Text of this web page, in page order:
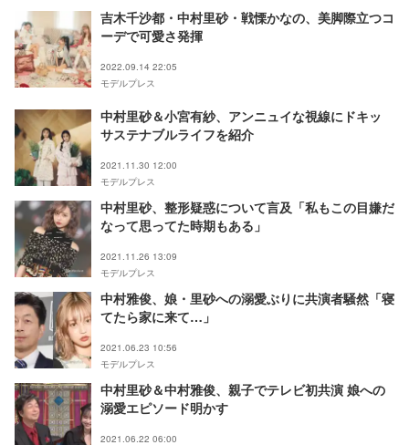
吉木千沙都・中村里砂・戦慄かなの、美脚際立つコ
ーデで可愛さ発揮
2022.09.14 22:05
モデルプレス
中村里砂＆小宮有紗、アンニュイな視線にドキッ
サステナブルライフを紹介
2021.11.30 12:00
モデルプレス
中村里砂、整形疑惑について言及「私もこの目嫌だ
なって思ってた時期もある」
2021.11.26 13:09
モデルプレス
中村雅俊、娘・里砂への溺愛ぶりに共演者騒然「寝
てたら家に来て…」
2021.06.23 10:56
モデルプレス
中村里砂＆中村雅俊、親子でテレビ初共演 娘への
溺愛エピソード明かす
2021.06.22 06:00